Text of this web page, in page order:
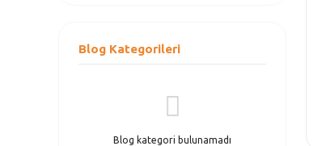
Blog Kategorileri
Blog kategori bulunamadı